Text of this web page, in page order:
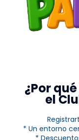
¿Por
el
* Un entorno